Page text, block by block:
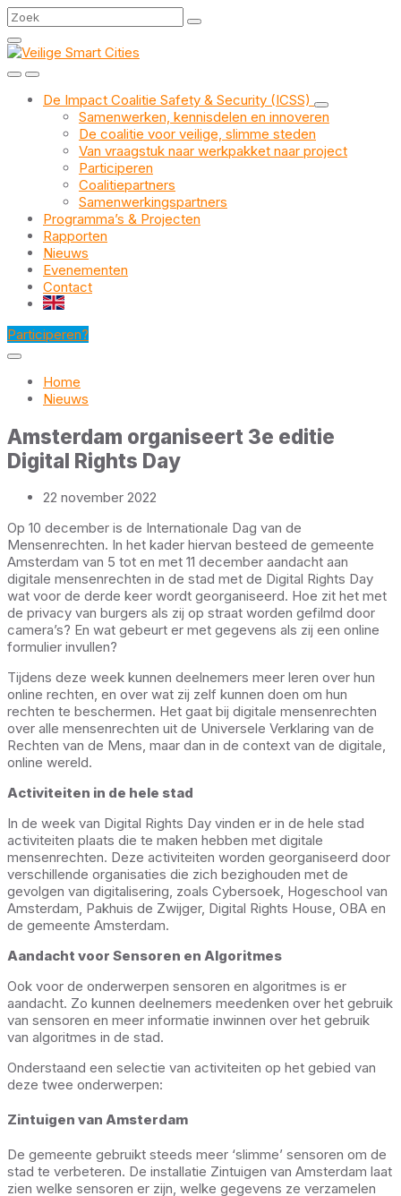
Skip
to
content
Skip
to
main
navigation
Skip
to
footer
Search
De Impact Coalitie Safety & Security (ICSS)
Samenwerken, kennisdelen en innoveren
De coalitie voor veilige, slimme steden
Van vraagstuk naar werkpakket naar project
Participeren
Coalitiepartners
Samenwerkingspartners
Programma’s & Projecten
Rapporten
Nieuws
Evenementen
Contact
EN
Participeren?
Home
Nieuws
Amsterdam organiseert 3e editie
Digital Rights Day
22 november 2022
Op 10 december is de Internationale Dag van de
Mensenrechten. In het kader hiervan besteed de gemeente
Amsterdam van 5 tot en met 11 december aandacht aan
digitale mensenrechten in de stad met de Digital Rights Day
wat voor de derde keer wordt georganiseerd. Hoe zit het met
de privacy van burgers als zij op straat worden gefilmd door
camera’s? En wat gebeurt er met gegevens als zij een online
formulier invullen?
Tijdens deze week kunnen deelnemers meer leren over hun
online rechten, en over wat zij zelf kunnen doen om hun
rechten te beschermen. Het gaat bij digitale mensenrechten
over alle mensenrechten uit de Universele Verklaring van de
Rechten van de Mens, maar dan in de context van de digitale,
online wereld.
Activiteiten in de hele stad
In de week van Digital Rights Day vinden er in de hele stad
activiteiten plaats die te maken hebben met digitale
mensenrechten. Deze activiteiten worden georganiseerd door
verschillende organisaties die zich bezighouden met de
gevolgen van digitalisering, zoals Cybersoek, Hogeschool van
Amsterdam, Pakhuis de Zwijger, Digital Rights House, OBA en
de gemeente Amsterdam.
Aandacht voor Sensoren en Algoritmes
Ook voor de onderwerpen sensoren en algoritmes is er
aandacht. Zo kunnen deelnemers meedenken over het gebruik
van sensoren en meer informatie inwinnen over het gebruik
van algoritmes in de stad.
Onderstaand een selectie van activiteiten op het gebied van
deze twee onderwerpen:
Zintuigen van Amsterdam
De gemeente gebruikt steeds meer ‘slimme’ sensoren om de
stad te verbeteren. De installatie Zintuigen van Amsterdam laat
zien welke sensoren er zijn, welke gegevens ze verzamelen